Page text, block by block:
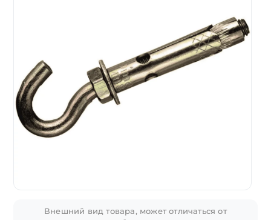
Внешний вид товара, может отличаться от